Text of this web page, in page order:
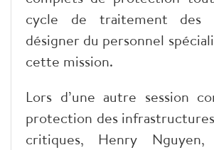
cycle de traitement des
désigner du personnel
cette mission.
Lors d’une autre session
protection des
critiques, Henry Nguyen,